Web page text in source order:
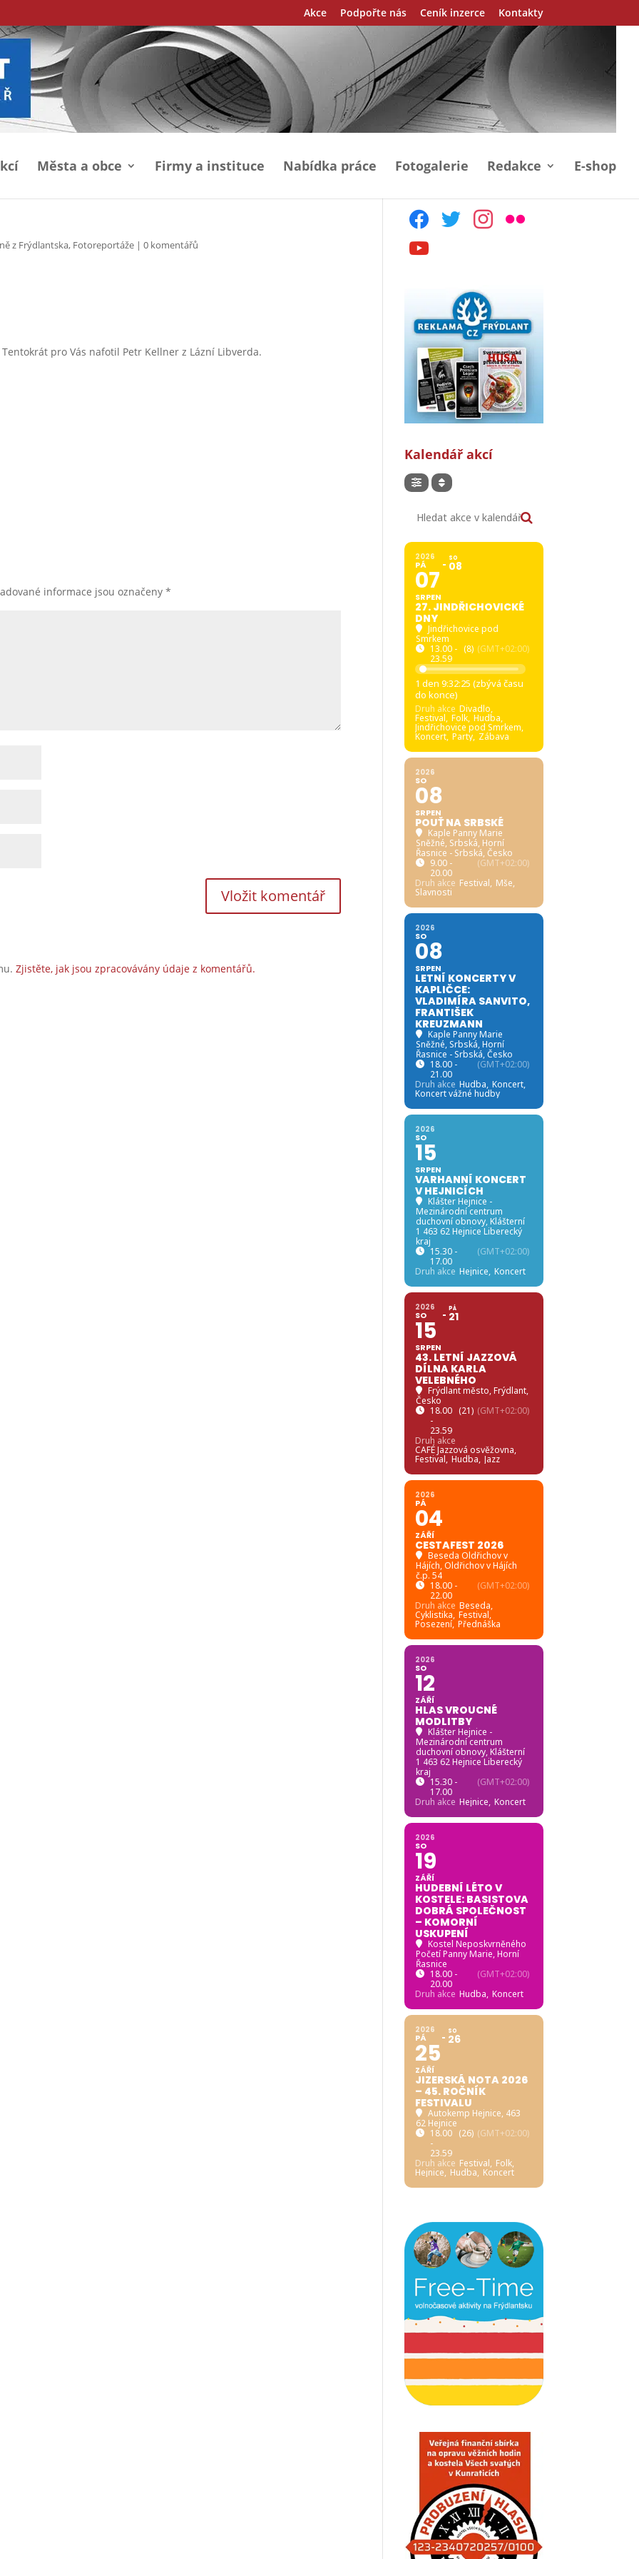
Akce Podpořte nás Ceník inzerce Kontakty
Města a obce Firmy a instituce Nabídka práce Fotogalerie Redakce E-shop
z Frýdlantska, Fotoreportáže |0 komentářů
pro Vás nafotil Petr Kellner z Lázní Libverda.
informace jsou označeny*
Zjistěte, jak jsou zpracovávány údaje z komentářů.
facebooktwitter instagram
flickr
youtube
Kalendář akcí
2026
PÁ
07
SRPEN
SO
08
27. JINDŘICHOVICKÉ
DNY
Jindřichovice pod
Smrkem
13.00 -
23.59
(8) (GMT+02:00)
1 den 9:32:24 (zbývá času
do konce)
Druh akce Divadlo,
Festival, Folk, Hudba,
Jindřichovice pod Smrkem,
Koncert, Party, Zábava
2026
SO
08
SRPEN
POUŤ NA SRBSKÉ
Kaple Panny Marie
Sněžné, Srbská, Horní
Řasnice - Srbská, Česko
9.00 -
20.00
(GMT+02:00)
Druh akce Festival, Mše,
Slavnosti
2026
SO
08
SRPEN
LETNÍ KONCERTY V
KAPLIČCE:
VLADIMÍRA SANVITO,
FRANTIŠEK
KREUZMANN
Kaple Panny Marie
Sněžné, Srbská, Horní
Řasnice - Srbská, Česko
18.00 -
21.00
(GMT+02:00)
Druh akce Hudba, Koncert,
Koncert vážné hudby
2026
SO
15
SRPEN
VARHANNÍ KONCERT
V HEJNICÍCH
Klášter Hejnice -
Mezinárodní centrum
duchovní obnovy, Klášterní
1 463 62 Hejnice Liberecký
kraj
15.30 -
17.00
(GMT+02:00)
Druh akce Hejnice, Koncert
2026
SO
15
SRPEN
PÁ
21
43. LETNÍ JAZZOVÁ
DÍLNA KARLA
VELEBNÉHO
Frýdlant město, Frýdlant,
Česko
18.00
-
23.59
(21) (GMT+02:00)
Druh akce
CAFÉ Jazzová osvěžovna,
Festival, Hudba, Jazz
2026
PÁ
04
ZÁŘÍ
CESTAFEST 2026
Beseda Oldřichov v
Hájích, Oldřichov v Hájích
č.p. 54
18.00 -
22.00
(GMT+02:00)
Druh akce Beseda,
Cyklistika, Festival,
Posezení, Přednáška
2026
SO
12
ZÁŘÍ
HLAS VROUCNÉ
MODLITBY
Klášter Hejnice -
Mezinárodní centrum
duchovní obnovy, Klášterní
1 463 62 Hejnice Liberecký
kraj
15.30 -
17.00
(GMT+02:00)
Druh akce Hejnice, Koncert
2026
SO
19
ZÁŘÍ
HUDEBNÍ LÉTO V
KOSTELE: BASISTOVA
DOBRÁ SPOLEČNOST
– KOMORNÍ
USKUPENÍ
Kostel Neposkvrněného
Početí Panny Marie, Horní
Řasnice
18.00 -
20.00
(GMT+02:00)
Druh akce Hudba, Koncert
2026
PÁ
25
ZÁŘÍ
SO
26
JIZERSKÁ NOTA 2026
– 45. ROČNÍK
FESTIVALU
Autokemp Hejnice, 463
62 Hejnice
18.00
-
23.59
(26) (GMT+02:00)
Druh akce Festival, Folk,
Hejnice, Hudba, Koncert